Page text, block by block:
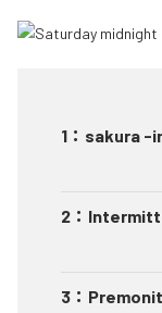
1 ： sakura -
2 ：
3 ：